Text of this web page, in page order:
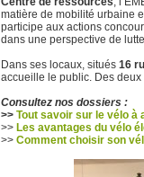
matière de mobilité urbaine
participe aux actions
dans une perspective de
Dans ses locaux, situés 16
accueille le public. Des deux
Consultez nos dossiers :
>> Tout savoir sur le vélo à
>> Les avantages du vélo
>> Comment choisir son